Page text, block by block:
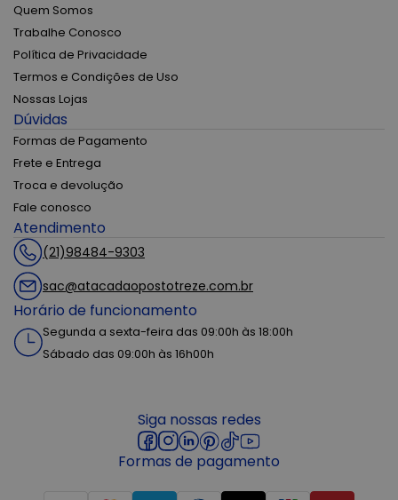
Quem Somos
Trabalhe Conosco
Política de Privacidade
Termos e Condições de Uso
Nossas Lojas
Dúvidas
Formas de Pagamento
Frete e Entrega
Troca e devolução
Fale conosco
Atendimento
(21)98484-9303
sac@atacadaopostotreze.com.br
Horário de funcionamento
Segunda a sexta-feira das 09:00h às 18:00h
Sábado das 09:00h às 16h00h
Siga nossas redes
Formas de pagamento